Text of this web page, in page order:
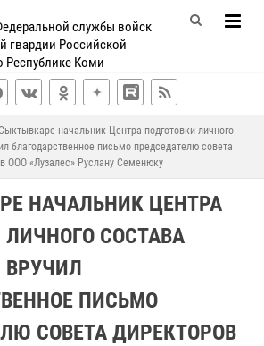
службы войск
гвардии Российской
Республике Коми
начальник Центра подготовки личного
благодарственное письмо председателю совета
ООО «Лузалес» Руслану Семенюку
НАЧАЛЬНИК ЦЕНТРА
СОСТАВА
ВРУЧИЛ
ПИСЬМО
СОВЕТА ДИРЕКТОРОВ